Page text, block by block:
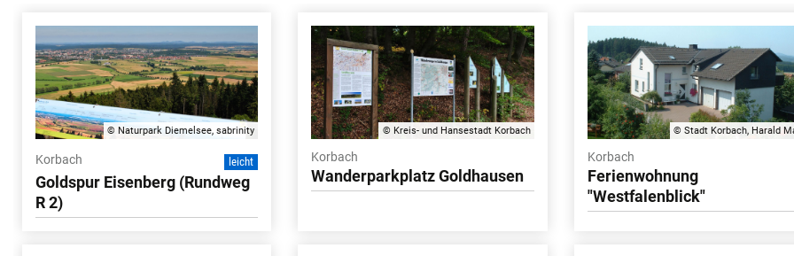
© Naturpark Diemelsee, sabrinity
Korbach leicht
Goldspur Eisenberg (Rundweg
R 2)
© Kreis- und Hansestadt Korbach
Korbach
Wanderparkplatz Goldhausen
© Stadt Korbach, Harald
Korbach
Ferienwohnung
"Westfalenblick"